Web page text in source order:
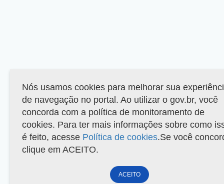
Nós usamos cookies para melhorar sua
de navegação no portal. Ao utilizar o gov.br, você
concorda com a política de monitoramento de
cookies. Para ter mais informações sobre como
é feito, acesse Política de cookies.Se você
clique em ACEITO.
ACEITO